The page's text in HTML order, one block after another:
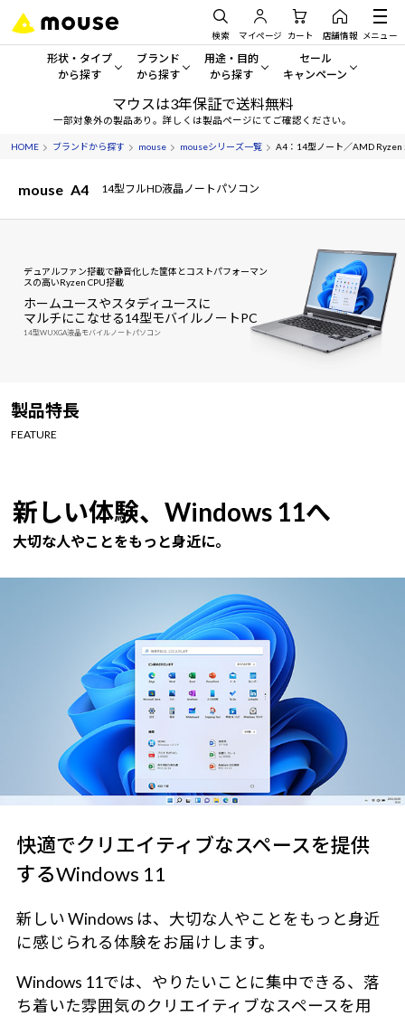
検索 マイページ カート 店舗情報 メニュー
形状・タイプ
から探す
形状・タイプから探す をすべてみる
デスクトップPC
ノートPC
サーバー
ワークステーション
Windows 11
ブランド
から探す
mouse
G TUNE
NEXTGEAR
iiyama
用途・目的
から探す
一般向けパソコン
ゲーミングPC・ゲーム向けパソコン
クリエイティブ向け
スペック/パーツ別
セール
キャンペーン
セール・キャンペー
期間限定セール
おすすめ目玉パソコン
今イチオシのパソコンをピ
Windows 11|Copilot+ PC
マウスは3年保証で送料無料
一部対象外の製品あり。詳しくは製品ページにてご確認ください。
HOME ブランドから探す mouse mouseシリーズ一覧 A4：14型ノート／AMD Ryzen
mouse A4 14型フルHD液晶ノートパソコン
デュアルファン搭載で静音化した筐体とコストパフォーマン
スの高いRyzen CPU搭載
ホームユースやスタディユースに
マルチにこなせる14型モバイルノートPC
14型WUXGA液晶モバイルノートパソコン
製品特長
FEATURE
新しい体験、Windows 11へ
大切な人やことをもっと身近に。
快適でクリエイティブなスペースを提供
するWindows 11
新しい Windows は、大切な人やことをもっと身近
に感じられる体験をお届けします。
Windows 11では、やりたいことに集中できる、落
ち着いた雰囲気のクリエイティブなスペースを用